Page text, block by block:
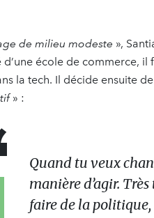
de milieu modeste »,
d’une école de commerce,
la tech. Il décide ensuite
» :
Quand tu veux
manière d’agir.
faire de la